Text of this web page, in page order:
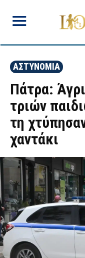
ΑΣΤΥΝΟΜΙΑ
Πάτρα:
τριών
τη
χαντάκι